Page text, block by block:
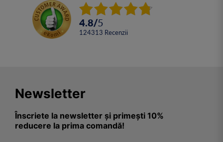
4.8/5
124313 Recenzii
Newsletter
Înscriete la newsletter și primești 10%
reducere la prima comandă!